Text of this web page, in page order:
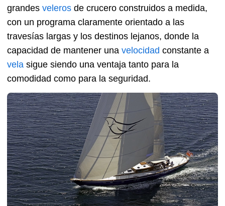
grandes veleros de crucero construidos a medida,
con un programa claramente orientado a las
travesías largas y los destinos lejanos, donde la
capacidad de mantener una velocidad constante a
vela sigue siendo una ventaja tanto para la
comodidad como para la seguridad.